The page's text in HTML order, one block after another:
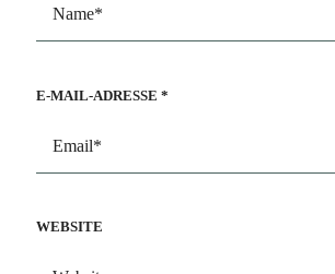
E-MAIL-ADRESSE *
WEBSITE